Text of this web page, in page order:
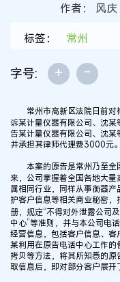
作者： 风
标签：
常州
字号: + -
常州市高新区法院日前对
诉某计量仪器有限公司、沈
告某计量仪器有限公司、沈
并承担其律师代理费3000元。
本案的原告是常州乃至全
来，公司掌握着全国各地大
属相同行业，同样从事衡器
护客户信息等相关商业秘密
册，规定“不得对外泄露公司
中心”等准则，并与本公司电
经营信息，包括客户信息、
某利用在原告电话中心工作
拷贝等方法，将其所知悉的
取信息后，即对部分客户展开